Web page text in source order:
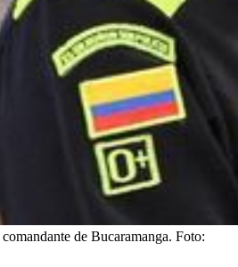
de Bucaramanga. Foto: